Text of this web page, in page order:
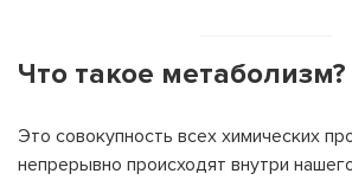
Что такое метаболизм?
Это совокупность всех химических
непрерывно происходят внутри